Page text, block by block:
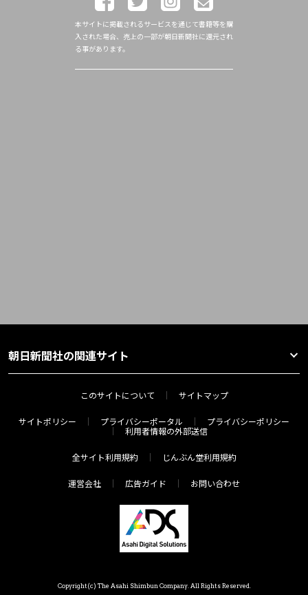
本サイトに掲載されるサービスを通じて書籍等を購
入された場合、売上の一部が朝日新聞社に還元され
る事があります。
朝日新聞社の関連サイト
このサイトについて サイトマップ
サイトポリシー プライバシーポータル
プライバシーポリシー
利用者情報の外部送信
全サイト利用規約 じんぶん堂利用規約
運営会社 広告ガイド お問い合わせ
Copyright(c) The Asahi Shimbun Company. All Rights Reserved.